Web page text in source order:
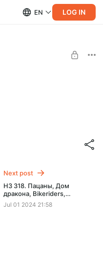
EN LOG IN
треды
к twitter и тредам
и что? (я про ведущих)
спешалы
Next post
НЗ 318. Пацаны, Дом
дракона, Bikeriders,
Warhammer 40000 - Boltgun
Jul 01 2024 21:58